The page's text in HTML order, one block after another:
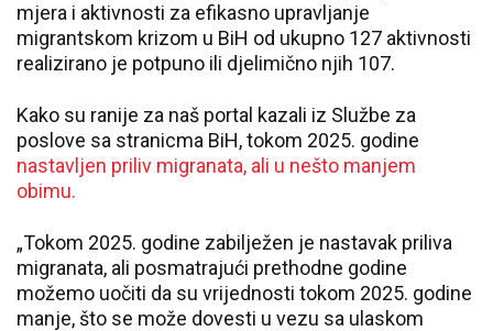
mjera i aktivnosti za efikasno upravljanje
migrantskom krizom u BiH od ukupno 127 aktivnosti
realizirano je potpuno ili djelimično njih 107.
Kako su ranije za naš portal kazali iz Službe za
poslove sa stranicma BiH, tokom 2025. godine
nastavljen priliv migranata, ali u nešto manjem
obimu.
„Tokom 2025. godine zabilježen je nastavak priliva
migranata, ali posmatrajući prethodne godine
možemo uočiti da su vrijednosti tokom 2025. godine
manje, što se može dovesti u vezu sa ulaskom